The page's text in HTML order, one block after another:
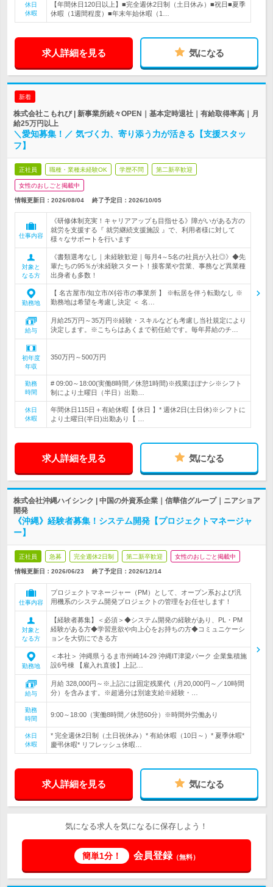
休日
休暇
【年間休日120日以上】■完全週休2日制（土日休み）■祝日■夏季
休暇（1週間程度）■年末年始休暇（1…
求人詳細を見る 気になる
新着
株式会社こもれび | 新事業所続々OPEN｜基本定時退社｜有給取得率高｜月
給25万円以上
＼愛知募集！／ 気づく力、寄り添う力が活きる【支援スタッ
フ】
正社員 職種・業種未経験OK 学歴不問 第二新卒歓迎
女性のおしごと掲載中
情報更新日：2026/08/04 終了予定日： 2026/10/05
仕事内容
《研修体制充実！キャリアアップも目指せる》障がいがある方の
就労を支援する『 就労継続支援施設 』で、利用者様に対して
様々なサポートを行います
対象と
なる方
《書類選考なし｜未経験歓迎｜毎月4～5名の社員が入社◎》◆先
輩たちの95％が未経験スタート！接客業や営業、事務など異業種
出身者も多数！
勤務地
【 名古屋市/知立市/刈谷市の事業所 】 ※転居を伴う転勤なし ※
勤務地は希望を考慮し決定 ＜ 名…
給与
月給25万円～35万円※経験・スキルなども考慮し当社規定により
決定します。※こちらはあくまで初任給です。毎年昇給のチ…
初年度
年収
350万円～500万円
勤務
時間
# 09:00～18:00(実働8時間／休憩1時間)※残業ほぼナシ※シフト
制により土曜日（半日）出勤…
休日
休暇
年間休日115日＋有給休暇【 休日 】* 週休2日(土日休)※シフトに
より土曜日(半日)出勤あり【 …
求人詳細を見る 気になる
株式会社沖縄ハイシンク | 中国の外資系企業｜信華信グループ｜ニアショア
開発
《沖縄》経験者募集！システム開発【プロジェクトマネージャ
ー】
正社員 急募 完全週休2日制 第二新卒歓迎 女性のおしごと掲載中
情報更新日：2026/06/23 終了予定日： 2026/12/14
仕事内容
プロジェクトマネージャー（PM）として、オープン系および汎
用機系のシステム開発プロジェクトの管理をお任せします！
対象と
なる方
【経験者募集】＜必須＞◆システム開発の経験があり、PL・PM
経験がある方◆学習意欲や向上心をお持ちの方◆コミュニケーシ
ョンを大切にできる方
勤務地
＜本社＞ 沖縄県うるま市州崎14-29 沖縄IT津梁パーク 企業集積施
設6号棟 【雇入れ直後】上記…
給与
月給 328,000円～※上記には固定残業代（月20,000円～／10時間
分）を含みます。※超過分は別途支給※経験・…
勤務
時間
9:00～18:00（実働8時間／休憩60分）※時間外労働あり
休日
休暇
* 完全週休2日制（土日祝休み）* 有給休暇（10日～）* 夏季休暇*
慶弔休暇* リフレッシュ休暇…
求人詳細を見る 気になる
気になる求人を気になるに保存しよう！
簡単1分！ 会員登録（無料）